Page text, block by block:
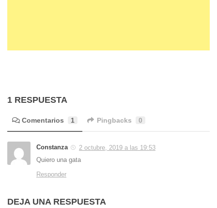
1 RESPUESTA
Comentarios 1 Pingbacks 0
Constanza
2 octubre, 2019 a las 19:53
Quiero una gata
Responder
DEJA UNA RESPUESTA